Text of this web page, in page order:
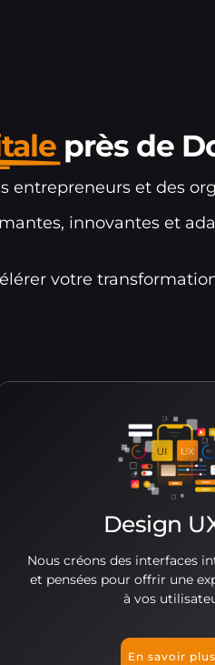
près de
entrepreneurs et des
innovantes et
votre
Design
Nous créons des interfaces
et pensées pour offrir une
à vos
En savoir plus